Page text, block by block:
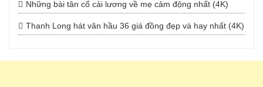
Những bài tân cổ cải lương về mẹ cảm động nhất (4K)
Thanh Long hát văn hầu 36 giá đồng đẹp và hay nhất (4K)